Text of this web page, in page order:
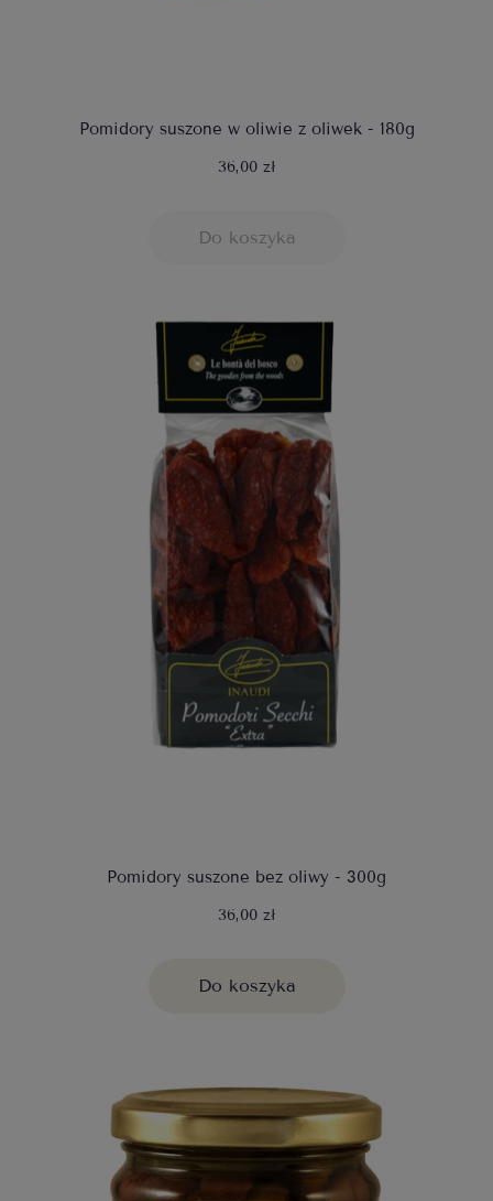
Pomidory suszone w oliwie z oliwek - 180g
36,00 zł
Do koszyka
Pomidory suszone bez oliwy - 300g
36,00 zł
Do koszyka